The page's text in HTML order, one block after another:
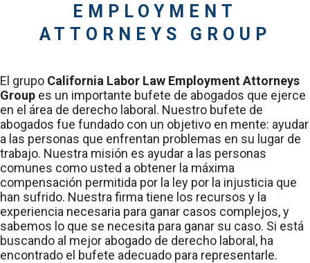
EMPLOYMENT
ATTORNEYS GROUP
El grupo California Labor Law Employment Attorneys
Group es un importante bufete de abogados que ejerce
en el área de derecho laboral. Nuestro bufete de
abogados fue fundado con un objetivo en mente: ayudar
a las personas que enfrentan problemas en su lugar de
trabajo. Nuestra misión es ayudar a las personas
comunes como usted a obtener la máxima
compensación permitida por la ley por la injusticia que
han sufrido. Nuestra firma tiene los recursos y la
experiencia necesaria para ganar casos complejos, y
sabemos lo que se necesita para ganar su caso. Si está
buscando al mejor abogado de derecho laboral, ha
encontrado el bufete adecuado para representarle.